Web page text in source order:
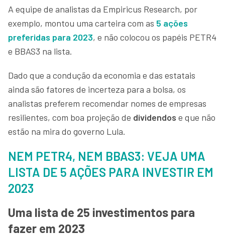
A equipe de analistas da Empiricus Research, por
exemplo, montou uma carteira com as 5 ações
preferidas para 2023, e não colocou os papéis PETR4
e BBAS3 na lista.
Dado que a condução da economia e das estatais
ainda são fatores de incerteza para a bolsa, os
analistas preferem recomendar nomes de empresas
resilientes, com boa projeção de dividendos e que não
estão na mira do governo Lula.
NEM PETR4, NEM BBAS3: VEJA UMA
LISTA DE 5 AÇÕES PARA INVESTIR EM
2023
Uma lista de 25 investimentos para
fazer em 2023